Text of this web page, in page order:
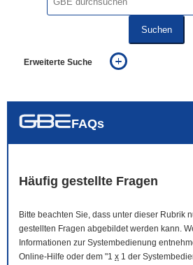
Suchen
Erweiterte Suche
auch in allen Texten suchen
FAQs
Häufig gestellte Fragen
Bitte beachten Sie, dass unter dieser Rubrik
gestellten Fragen abgebildet werden kann.
Informationen zur Systembedienung
Online-Hilfe oder dem "1 x 1 der